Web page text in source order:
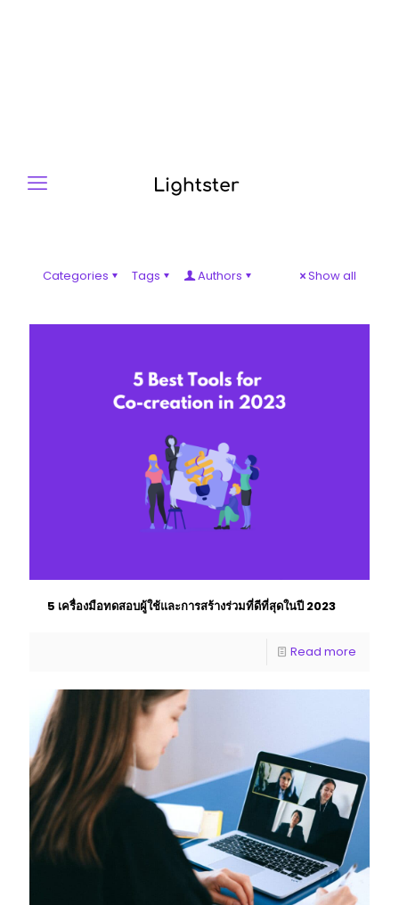
Categories Tags Authors Show all
5 เครื่องมือทดสอบผู้ใช้และการสร้างร่วมที่ดีที่สุดในปี 2023
Read more